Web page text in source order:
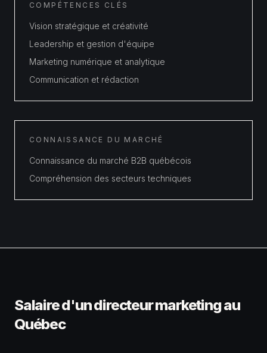
COMPÉTENCES CLÉS
Vision stratégique et créativité
Leadership et gestion d'équipe
Marketing numérique et analytique
Communication et rédaction
CONNAISSANCE DU MARCHÉ
Connaissance du marché B2B québécois
Compréhension des secteurs techniques
Salaire d'undirecteur marketingau
Québec